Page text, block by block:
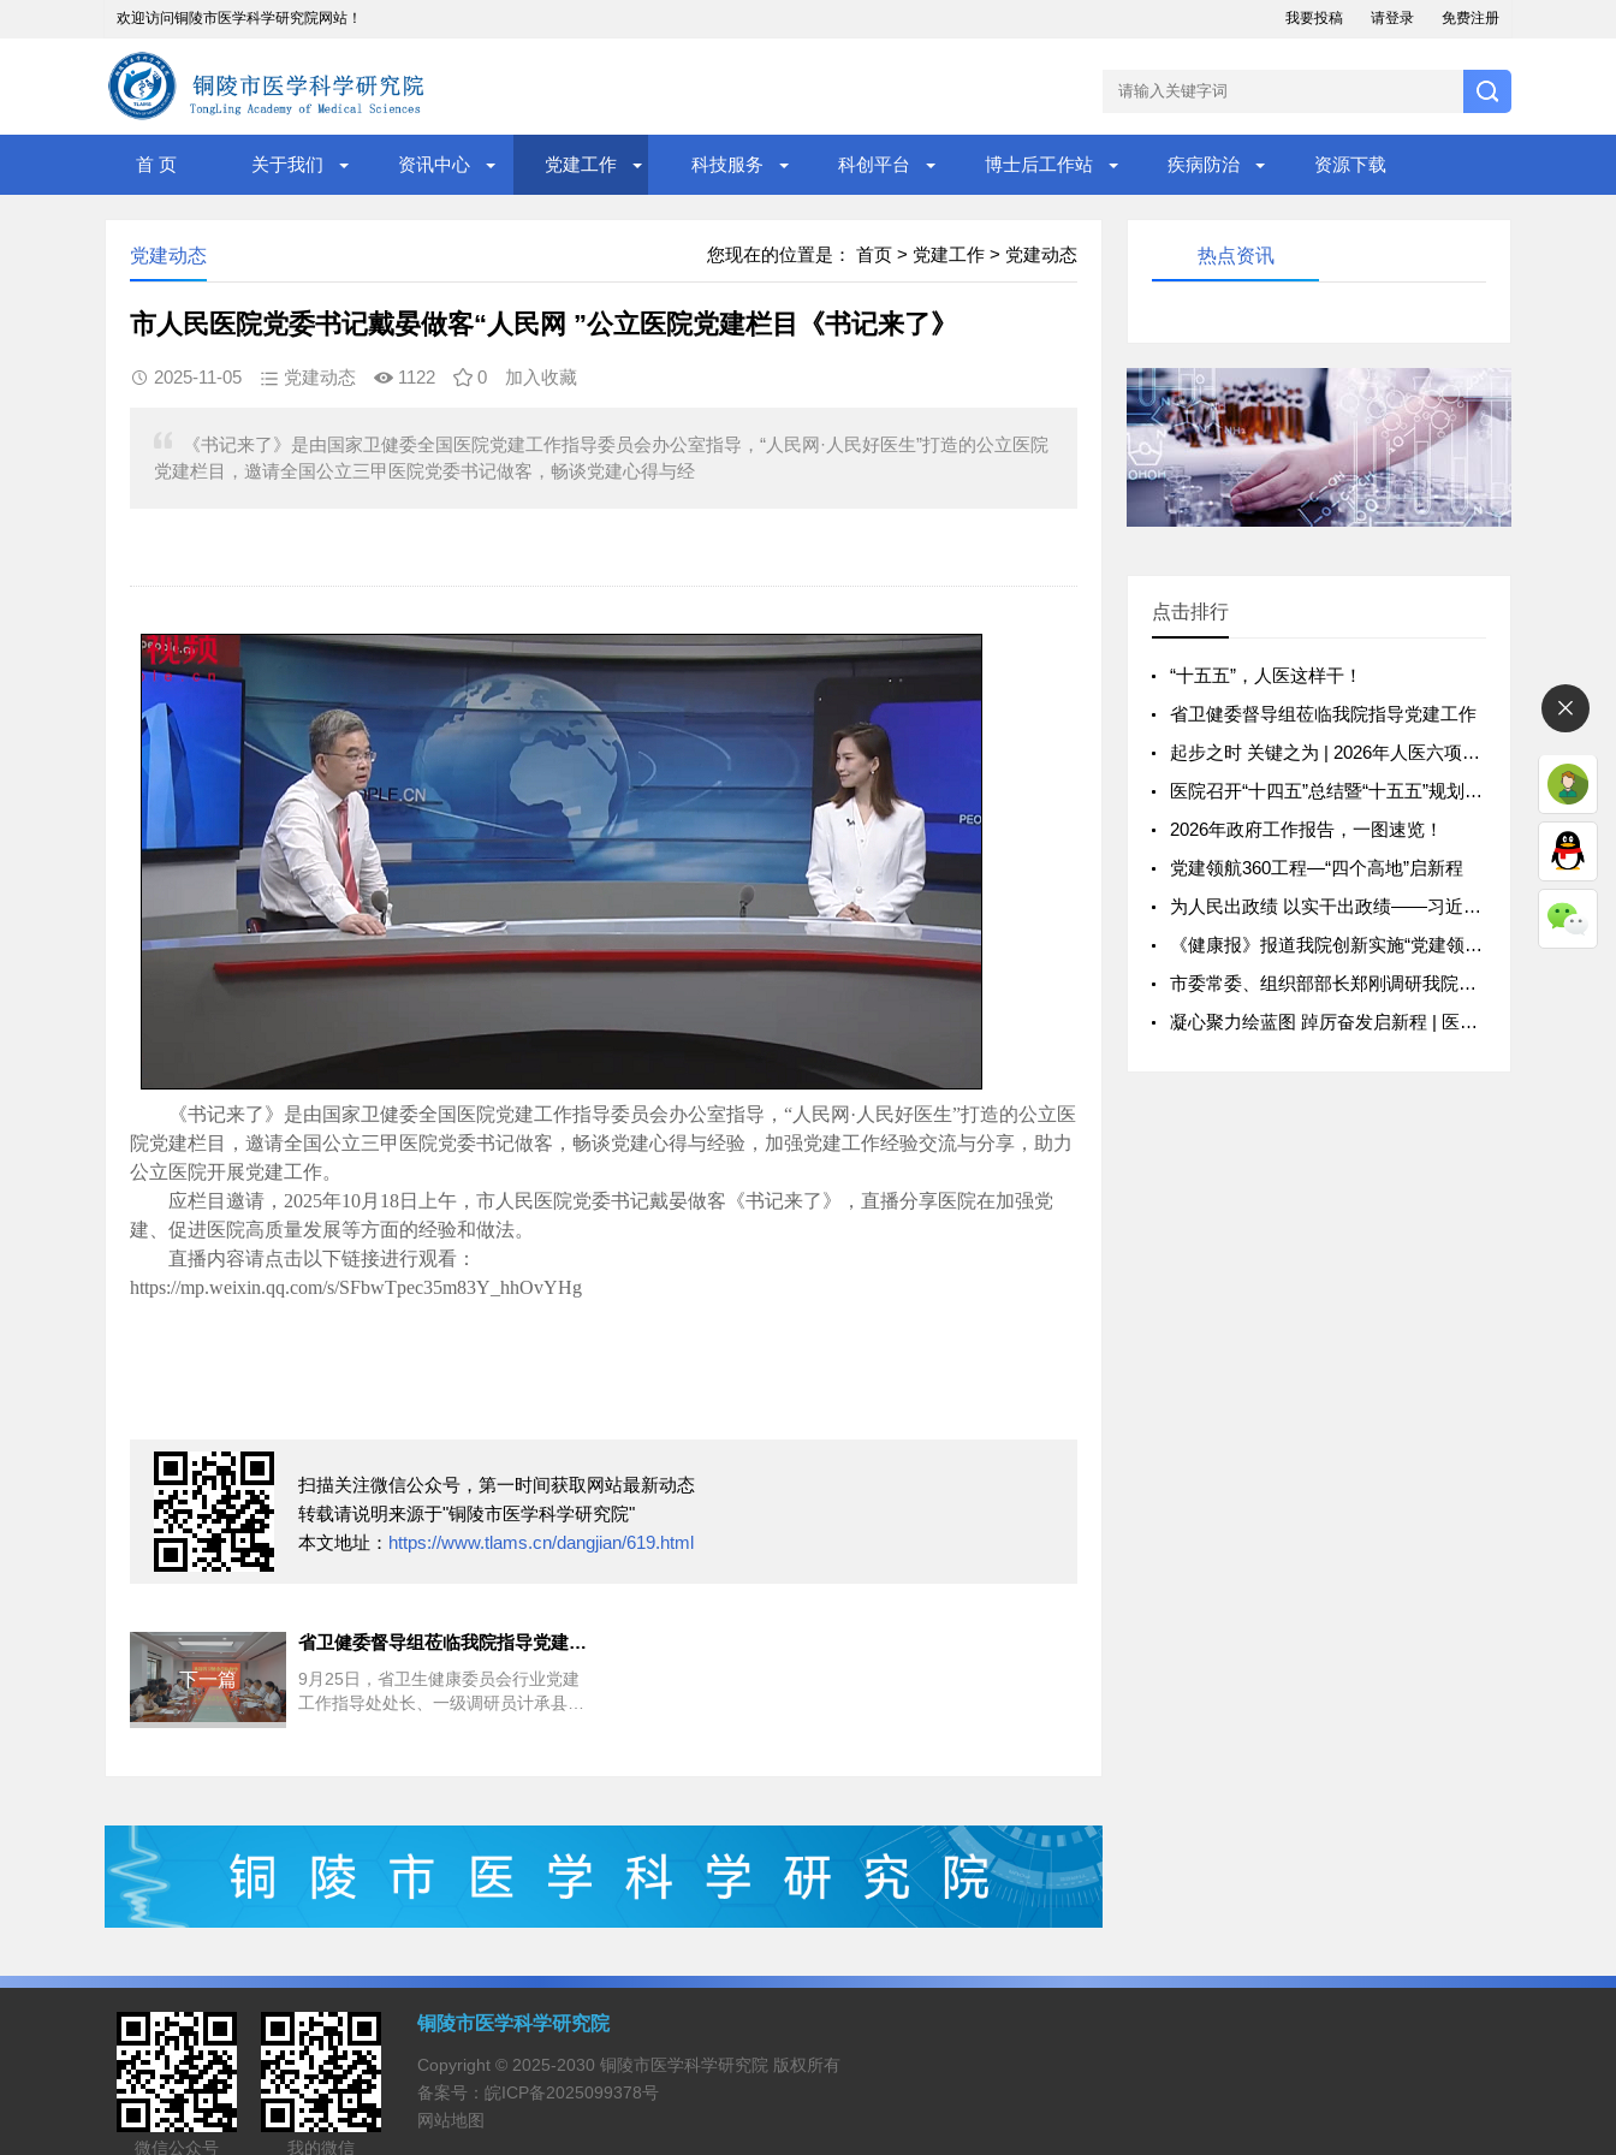
欢迎访问铜陵市医学科学研究院网站！ 我要投稿 请登录 免费注册
首 页 关于我们 资讯中心 党建工作 科技服务 科创平台 博士后工作站 疾病防治 资源下载
您现在的位置是： 首页 > 党建工作 > 党建动态
党建动态
市人民医院党委书记戴晏做客“人民网 ”公立医院党建栏目《书记来了》
2025-11-05 党建动态 1122 0 加入收藏
《书记来了》是由国家卫健委全国医院党建工作指导委员会办公室指导，“人民网·人民好医生”打造的公立医院
党建栏目，邀请全国公立三甲医院党委书记做客，畅谈党建心得与经
《书记来了》是由国家卫健委全国医院党建工作指导委员会办公室指导， “人民网·人民好医生”打造的公立医
院党建栏目，邀请全国公立三甲医院党委书记做客，畅谈党建心得与经验，加强党建工作经验交流与分享，助力
公立医院开展党建工作。
应栏目邀请，2025年10月18日上午，市人民医院党委书记戴晏做客《书记来了》，直播分享医院在加强党
建、促进医院高质量发展等方面的经验和做法。
直播内容请点击以下链接进行观看：
https://mp.weixin.qq.com/s/SFbwTpec35m83Y_hhOvYHg
扫描关注微信公众号，第一时间获取网站最新动态
转载请说明来源于"铜陵市医学科学研究院"
本文地址： https://www.tlams.cn/dangjian/619.html
下一篇
省卫健委督导组莅临我院指导党建工作
9月25日，省卫生健康委员会行业党建
工作指导处处长、一级调研员计承县率
热点资讯
点击排行
“十五五”，人医这样干！
省卫健委督导组莅临我院指导党建工作
起步之时 关键之为 | 2026年人医六项重点工作速览
医院召开“十四五”总结暨“十五五”规划务虚会
2026年政府工作报告，一图速览！
党建领航360工程—“四个高地”启新程
为人民出政绩 以实干出政绩——习近平总书记引领全党以正确政绩观干事创业
《健康报》报道我院创新实施“党建领航360”工程 释放医院发展动能
市委常委、组织部部长郑刚调研我院基层党建工作
凝心聚力绘蓝图 踔厉奋发启新程 | 医院六届二次工代会八届二次职代会召开
微信公众号 我的微信
铜陵市医学科学研究院
Copyright © 2025-2030 铜陵市医学科学研究院 版权所有
备案号： 皖ICP备2025099378号
网站地图